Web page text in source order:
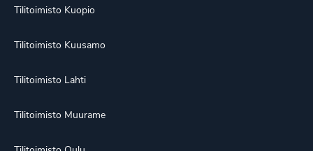
Tilitoimisto Kuopio
Tilitoimisto Kuusamo
Tilitoimisto Lahti
Tilitoimisto Muurame